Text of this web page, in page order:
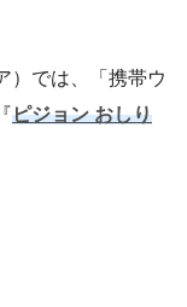
）では、「携帯ウ
ピジョン おしり